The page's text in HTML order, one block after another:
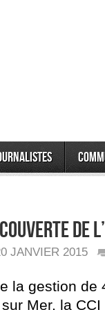
JANVIER 2015
la gestion de
Mer, la